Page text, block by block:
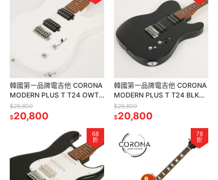
韓國第一品牌電吉他 CORONA
MODERN PLUS T T24 OWT
TELE24格烤楓木指板 奧林匹
克白
$26,800
$20,800
韓國第一品牌電吉他 CORONA
MODERN PLUS T T24 BLK
TELE24格烤楓木指板 黑色
$26,800
$20,800
68
折
78
折